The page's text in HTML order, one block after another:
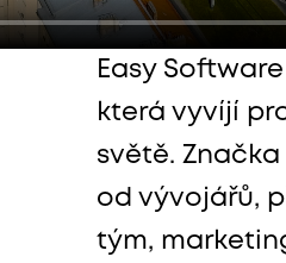
Easy
která vyvíjí
světě.
od vývojářů,
tým,